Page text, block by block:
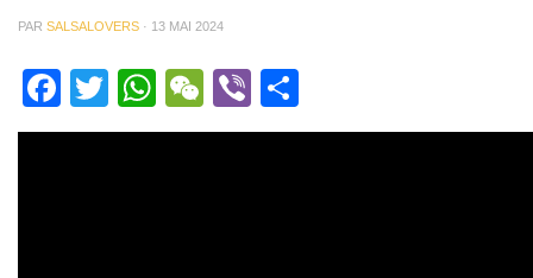
PAR SALSALOVERS · 13 MAI 2024
Facebook
TwitterWhatsApp
WeChat
Viber